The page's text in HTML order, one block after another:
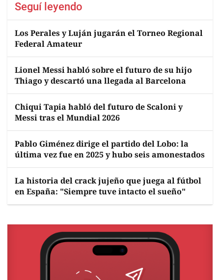
Seguí leyendo
Los Perales y Luján jugarán el Torneo Regional
Federal Amateur
Lionel Messi habló sobre el futuro de su hijo
Thiago y descartó una llegada al Barcelona
Chiqui Tapia habló del futuro de Scaloni y
Messi tras el Mundial 2026
Pablo Giménez dirige el partido del Lobo: la
última vez fue en 2025 y hubo seis amonestados
La historia del crack jujeño que juega al fútbol
en España: "Siempre tuve intacto el sueño"